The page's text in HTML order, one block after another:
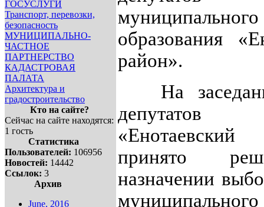
ГОСУСЛУГИ
Транспорт, перевозки,
безопасность
МУНИЦИПАЛЬНО-
ЧАСТНОЕ
ПАРТНЕРСТВО
КАДАСТРОВАЯ
ПАЛАТА
Архитектура и
градостроительство
Кто на сайте?
Сейчас на сайте находятся:
1 гость
Статистика
Пользователей: 106956
Новостей: 14442
Ссылок: 3
Архив
June, 2016
муниципального
образования
район».
На
депутатов
принято
назначении
муниципального